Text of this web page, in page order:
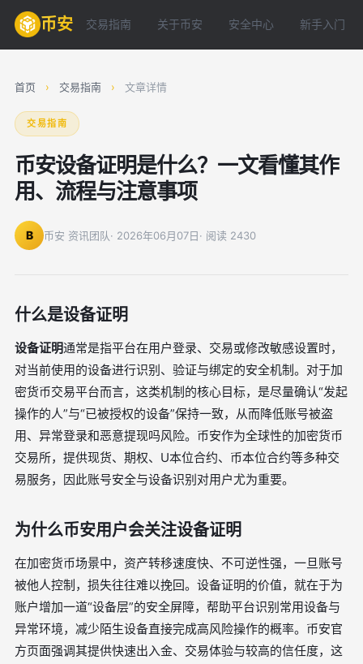
币安 交易指南 关于币安 安全中心 新手入门
首页 › 交易指南 › 文章详情
交易指南
币安设备证明是什么？一文看懂其作
用、流程与注意事项
B 币安 资讯团队· 2026年06月07日· 阅读 2430
什么是设备证明
设备证明通常是指平台在用户登录、交易或修改敏感设置时，
对当前使用的设备进行识别、验证与绑定的安全机制。对于加
密货币交易平台而言，这类机制的核心目标，是尽量确认“发起
操作的人”与“已被授权的设备”保持一致，从而降低账号被盗
用、异常登录和恶意提现吗风险。币安作为全球性的加密货币
交易所，提供现货、期权、U本位合约、币本位合约等多种交
易服务，因此账号安全与设备识别对用户尤为重要。
为什么币安用户会关注设备证明
在加密货币场景中，资产转移速度快、不可逆性强，一旦账号
被他人控制，损失往往难以挽回。设备证明的价值，就在于为
账户增加一道“设备层”的安全屏障，帮助平台识别常用设备与
异常环境，减少陌生设备直接完成高风险操作的概率。币安官
方页面强调其提供快速出入金、交易体验与较高的信任度，这